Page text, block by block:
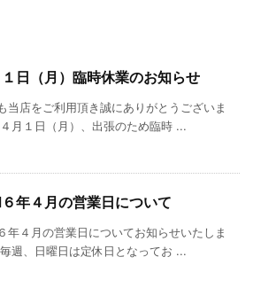
１日（月）臨時休業のお知らせ
当店をご利用頂き誠にありがとうございま
月１日（月）、出張のため臨時 ...
年４月の営業日について
年４月の営業日についてお知らせいたしま
週、日曜日は定休日となってお ...